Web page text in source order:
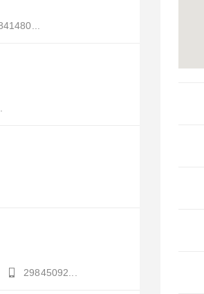
29845092...